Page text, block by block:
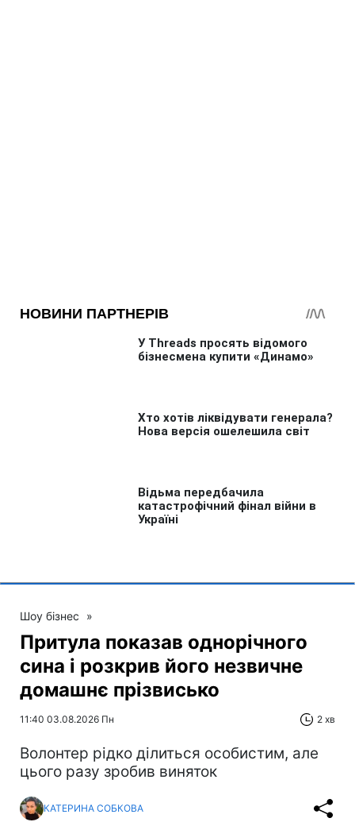
Шоу бізнес »
Притула показав однорічного
сина і розкрив його незвичне
домашнє прізвисько
11:40 03.08.2026 Пн 2 хв
Волонтер рідко ділиться особистим, але
цього разу зробив виняток
КАТЕРИНА СОБКОВА